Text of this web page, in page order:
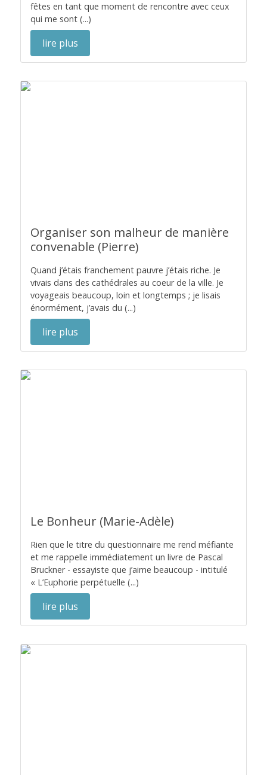
fêtes en tant que moment de rencontre avec ceux
qui me sont (...)
lire plus
Organiser son malheur de manière
convenable (Pierre)
Quand j’étais franchement pauvre j’étais riche. Je
vivais dans des cathédrales au coeur de la ville. Je
voyageais beaucoup, loin et longtemps ; je lisais
énormément, j’avais du (...)
lire plus
Le Bonheur (Marie-Adèle)
Rien que le titre du questionnaire me rend méfiante
et me rappelle immédiatement un livre de Pascal
Bruckner - essayiste que j’aime beaucoup - intitulé
« L’Euphorie perpétuelle (...)
lire plus